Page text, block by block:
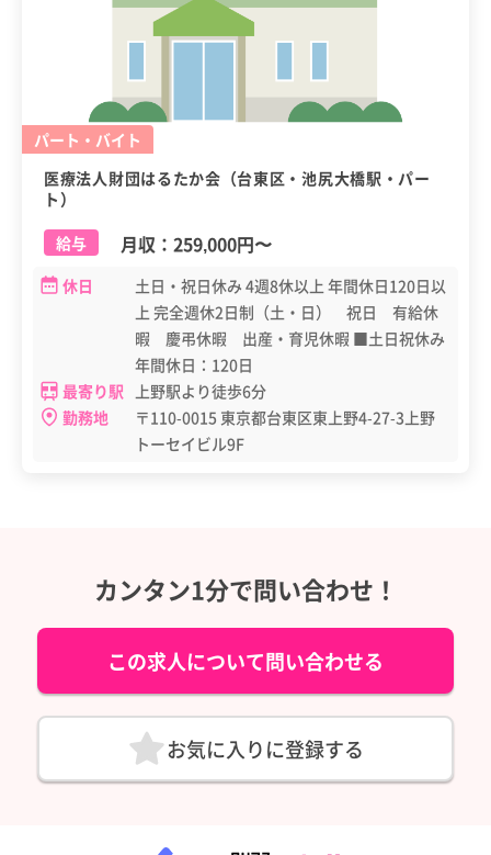
パート・バイト
医療法人財団はるたか会（台東区・池尻大橋駅・パー
ト）
給与
月収： 259,000円〜
休日
土日・祝日休み 4週8休以上 年間休日120日以
上 完全週休2日制（土・日） 祝日 有給休
暇 慶弔休暇 出産・育児休暇 ■土日祝休み
年間休日：120日
最寄り駅 上野駅より徒歩6分
勤務地
〒110-0015 東京都台東区東上野4-27-3上野
トーセイビル9F
カンタン1分で問い合わせ！
この求人について問い合わせる
お気に入りに登録する